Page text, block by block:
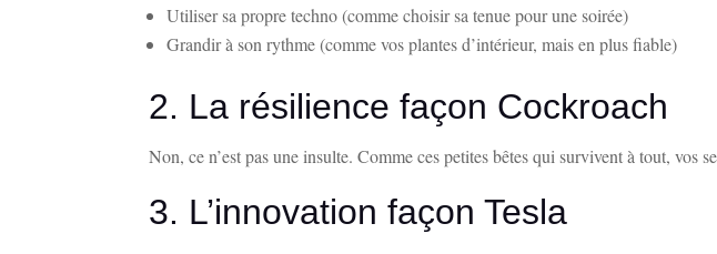
Utiliser sa propre techno (comme choisir sa tenue pour une soirée)
Grandir à son rythme (comme vos plantes d’intérieur, mais en plus fiable)
2. La résilience façon Cockroach
Non, ce n’est pas une insulte. Comme ces petites bêtes qui survivent à tout,
3. L’innovation façon Tesla